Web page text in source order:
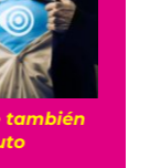
México
antes